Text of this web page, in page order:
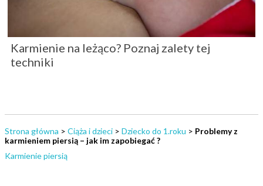
Karmienie na leżąco? Poznaj zalety tej
techniki
Strona główna > Ciąża i dzieci > Dziecko do 1.roku > Problemy z
karmieniem piersią – jak im zapobiegać ?
Karmienie piersią